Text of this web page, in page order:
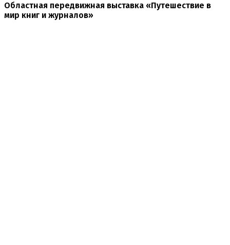
Областная передвижная выставка «Путешествие в
мир книг и журналов»